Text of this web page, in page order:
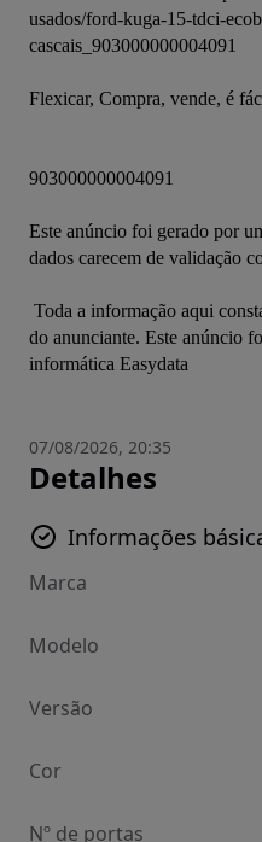
usados/ford-kuga-15-tdci-
cascais_903000000004091
Flexicar, Compra, vende, é
903000000004091
Este anúncio foi gerado por
dados carecem de validação
do anunciante. Este anúncio
informática Easydata
07/08/2026, 20:35
Detalhes
Informações
Marca
Modelo
Versão
Cor
Nº de portas